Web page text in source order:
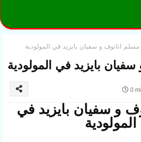
مسلم اناتوف و سفيان بايزيد في المولودية
بايزيد في المولودية
0
و سفيان بايزيد في
المولودية